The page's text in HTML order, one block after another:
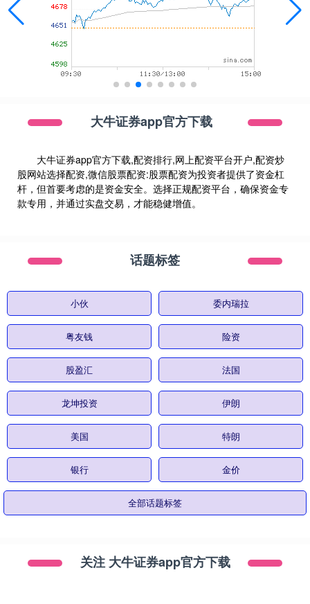
大牛证券app官方下载
大牛证券app官方下载,配资排行,网上配资平台开户,配资炒
股网站选择配资,微信股票配资:股票配资为投资者提供了资金杠
杆，但首要考虑的是资金安全。选择正规配资平台，确保资金专
款专用，并通过实盘交易，才能稳健增值。
话题标签
小伙 委内瑞拉
粤友钱 险资
股盈汇 法国
龙坤投资 伊朗
美国 特朗
银行 金价
全部话题标签
关注 大牛证券app官方下载